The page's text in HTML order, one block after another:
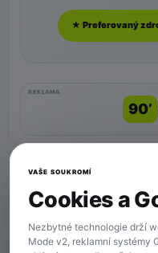
★ Preferovaný
REKLAMA
90’
VAŠE SOUKROMÍ
Cookies a
Nezbytné technologie drží
Mode v2, reklamní systémy